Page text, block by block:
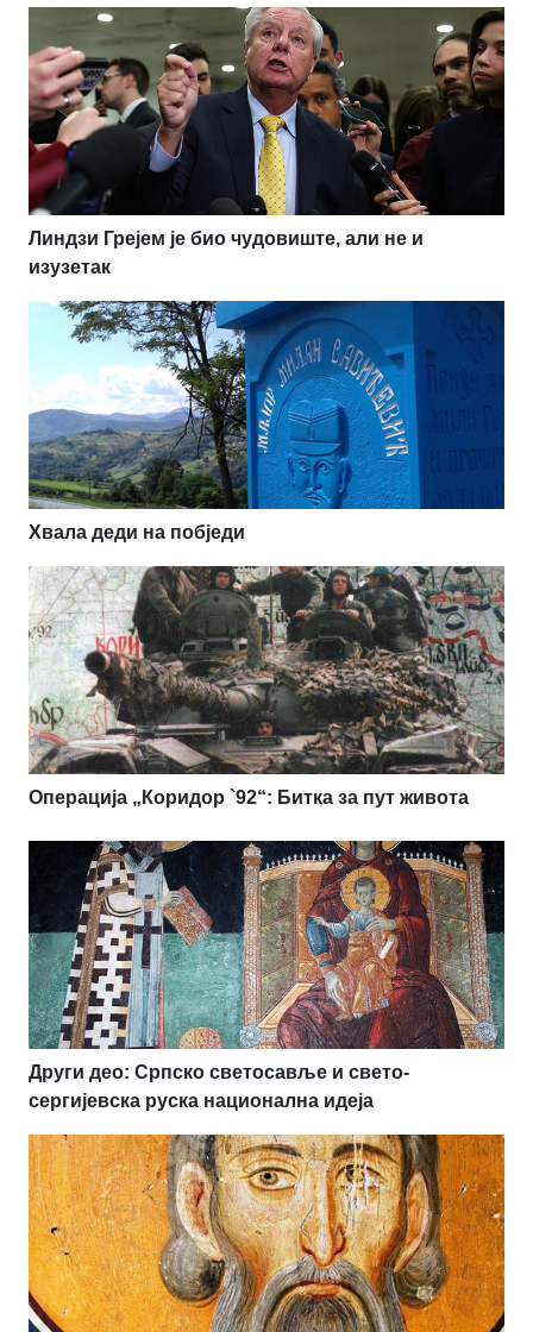
Линдзи Грејем је био чудовиште, али не и
изузетак
Хвала деди на побједи
Операција „Коридор `92“: Битка за пут живота
Други део: Српско светосавље и свето-
сергијевска руска национална идеја